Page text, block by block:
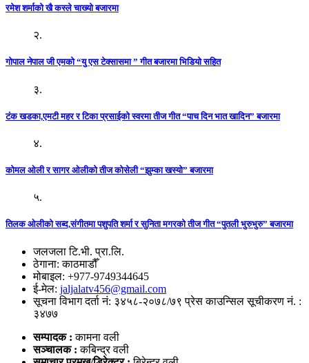
रमेश शर्माको खै कस्ले चाख्यो बजारमा
२.
गोपाल नेपाल जी एमको “यु एस टेक्सासमा ” गीत बजारमा भिडियो सहित
३.
टंक खडका,एमटी महर र टिका प्रसाईको स्वरमा तीज गीत “पाच दिन भात खादिन” बजारमा
४.
कोमल ओली र सागर ओलीको तीज कोसेली “झुम्का खस्यो” बजारमा
५.
तिलक ओलीको सब्द,संगीतमा पशुपति शर्मा र सुनिता मगरको तीज गीत “पुतली भुरुभुरु” बजारमा
जलजला टि.भी. प्रा.लि.
ठेगाना: काठमाडौँ
मोबाइल: +977-9749344645
ई-मेल: jaljalatv456@gmail.com
सूचना विभाग दर्ता नं: ३४५८-२०७८/७९ प्रेस काउन्सिल सूचीकरण नं. :
३४७७
सम्पादक :कामना वली
सञ्‍चालक : कबिन्द्र वली